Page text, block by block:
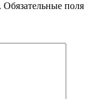
Обязательные поля